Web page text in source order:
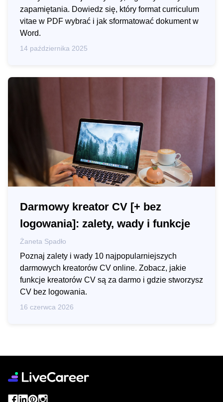
zapamiętania. Dowiedz się, który format curriculum
vitae w PDF wybrać i jak sformatować dokument w
Word.
14 października 2025
Darmowy kreator CV [+ bez
logowania]: zalety, wady i funkcje
Żaneta Spadło
Poznaj zalety i wady 10 najpopularniejszych
darmowych kreatorów CV online. Zobacz, jakie
funkcje kreatorów CV są za darmo i gdzie stworzysz
CV bez logowania.
16 czerwca 2026